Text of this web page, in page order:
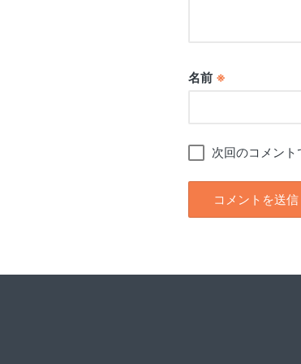
名前 ※
次回のコメント